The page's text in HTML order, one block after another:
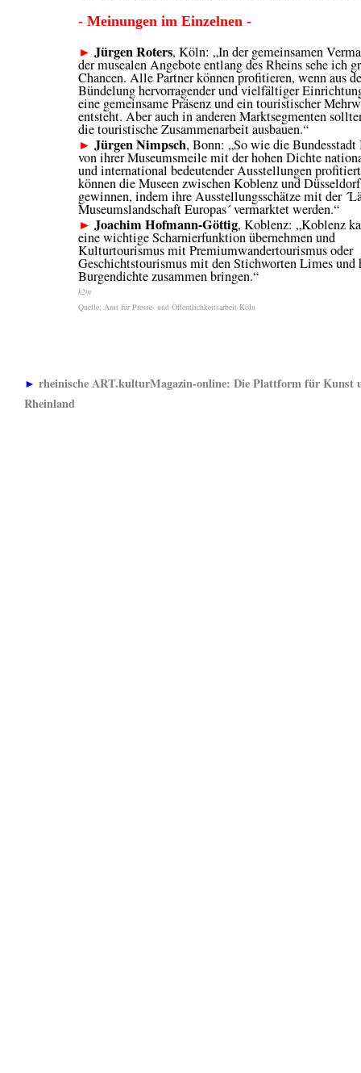
- Meinungen im Einzelnen -
► Jürgen Roters, Köln: „In der gemeinsamen
der musealen Angebote entlang des Rheins sehe ich
Chancen. Alle Partner können profitieren, wenn aus
Bündelung hervorragender und vielfältiger
eine gemeinsame Präsenz und ein touristischer
entsteht. Aber auch in anderen Marktsegmenten
die touristische Zusammenarbeit ausbauen.“
► Jürgen Nimpsch, Bonn: „So wie die Bundesstadt
von ihrer Museumsmeile mit der hohen Dichte
und international bedeutender Ausstellungen
können die Museen zwischen Koblenz und Düsseldorf
gewinnen, indem ihre Ausstellungsschätze mit der
Museumslandschaft Europas´ vermarktet werden.“
► Joachim Hofmann-Göttig, Koblenz: „Koblenz
eine wichtige Scharnierfunktion übernehmen und
Kulturtourismus mit Premiumwandertourismus oder
Geschichtstourismus mit den Stichworten Limes und
Burgendichte zusammen bringen.“
k2m
Quelle: Amt für Presse- und Öffentlichkeitsarbeit Köln
► rheinische ART.kulturMagazin-online: Die Plattform für
Rheinland